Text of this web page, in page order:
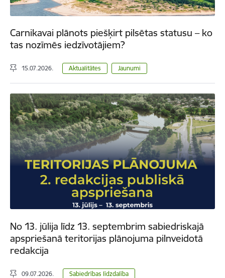
Carnikavai plānots piešķirt pilsētas statusu – ko
tas nozīmēs iedzīvotājiem?
15.07.2026. Aktualitātes Jaunumi
No 13. jūlija līdz 13. septembrim sabiedriskajā
apspriešanā teritorijas plānojuma pilnveidotā
redakcija
09.07.2026.
Sabiedrības līdzdalība